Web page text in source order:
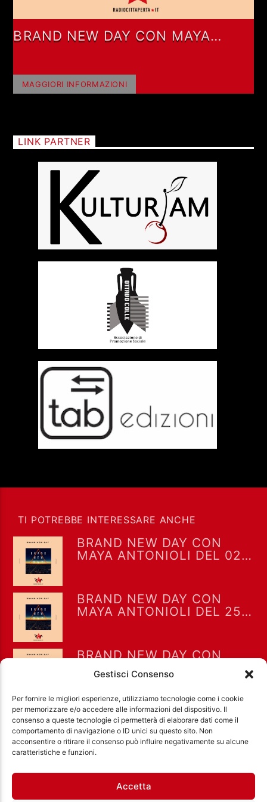
Gestisci Consenso
Per fornire le migliori esperienze, utilizziamo tecnologie come i cookie
per memorizzare e/o accedere alle informazioni del dispositivo. Il
consenso a queste tecnologie ci permetterà di elaborare dati come il
comportamento di navigazione o ID unici su questo sito. Non
acconsentire o ritirare il consenso può influire negativamente su alcune
caratteristiche e funzioni.
Accetta
BRAND NEW DAY CON MAYA
MAGGIORI INFORMAZIONI
LINK PARTNER
TI POTREBBE INTERESSARE ANCHE
BRAND NEW DAY CON
MAYA ANTONIOLI DEL 02-
BRAND NEW DAY CON
MAYA ANTONIOLI DEL 25-
BRAND NEW DAY CON
MAYA ANTONIOLI DEL 21-
10-2019
Ass. Cult. Dissociazione - Codice fiscale:
Città Aperta via di Casal Bruciato 31/A, Roma